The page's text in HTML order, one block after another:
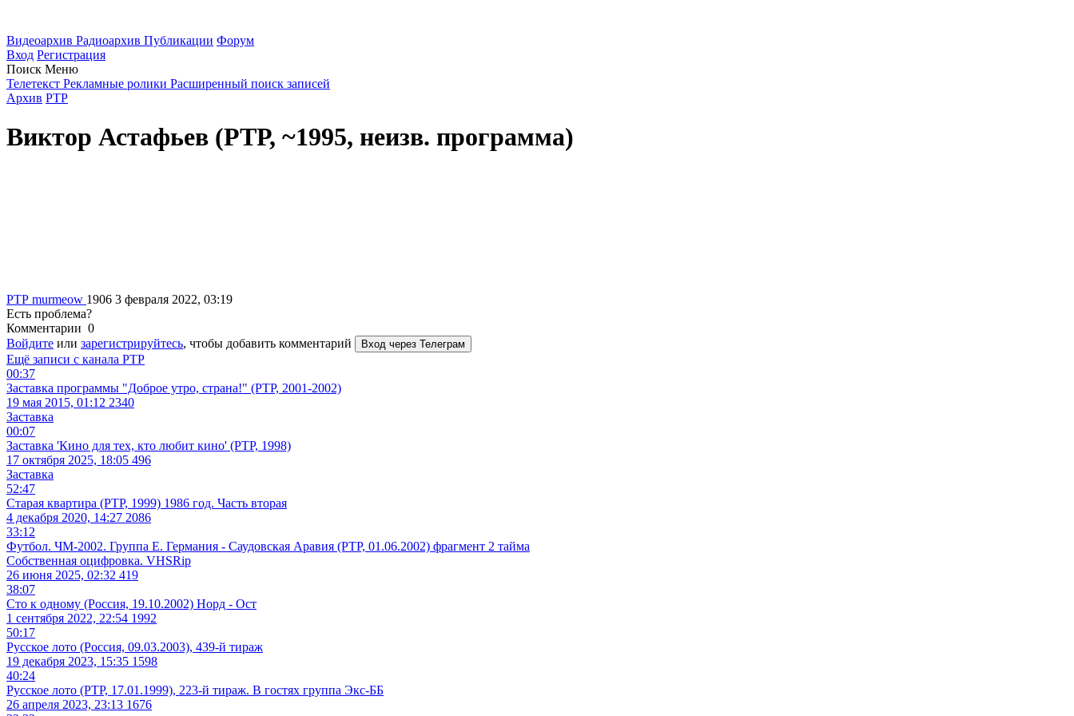
Видеоархив Радиоархив Публикации Форум
Вход Регистрация
Поиск Меню
Телетекст Рекламные ролики Расширенный поиск записей
Архив РТР
Виктор Астафьев (РТР, ~1995, неизв. программа)
РТР murmeow 1906 3 февраля 2022, 03:19
Есть проблема?
Комментарии 0
Войдите или зарегистрируйтесь, чтобы добавить комментарий Вход через Телеграм
Ещё записи с канала РТР
00:37
Заставка программы "Доброе утро, страна!" (РТР, 2001-2002)
19 мая 2015, 01:12 2340
Заставка
00:07
Заставка 'Кино для тех, кто любит кино' (РТР, 1998)
17 октября 2025, 18:05 496
Заставка
52:47
Старая квартира (РТР, 1999) 1986 год. Часть вторая
4 декабря 2020, 14:27 2086
33:12
Футбол. ЧМ-2002. Группа E. Германия - Саудовская Аравия (РТР, 01.06.2002) фрагмент 2 тайма
Собственная оцифровка. VHSRip
26 июня 2025, 02:32 419
38:07
Сто к одному (Россия, 19.10.2002) Норд - Ост
1 сентября 2022, 22:54 1992
50:17
Русское лото (Россия, 09.03.2003), 439-й тираж
19 декабря 2023, 15:35 1598
40:24
Русское лото (РТР, 17.01.1999), 223-й тираж. В гостях группа Экс-ББ
26 апреля 2023, 23:13 1676